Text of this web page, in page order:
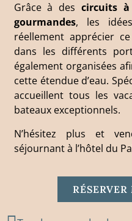
Grâce à des circuits
gourmandes, les
réellement apprécier ce
dans les différents
également organisées
cette étendue d’eau.
accueillent tous les
bateaux exceptionnels.
N’hésitez plus et
séjournant à l’hôtel du